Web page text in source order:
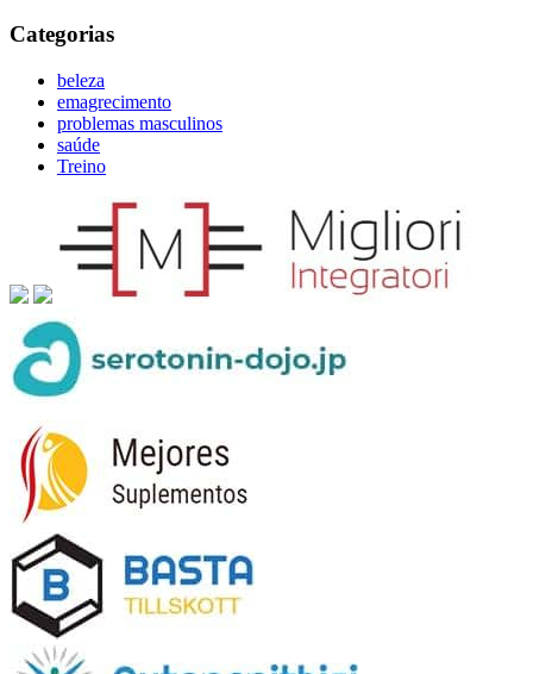
Categorias
beleza
emagrecimento
problemas masculinos
saúde
Treino